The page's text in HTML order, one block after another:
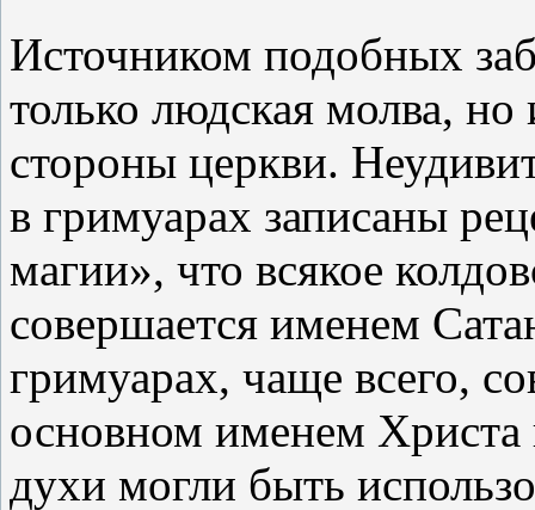
Источником подобных
только людская молва, но
стороны церкви.
в гримуарах записаны
магии», что всякое
совершается именем
гримуарах, чаще всего,
основном именем
духи могли быть